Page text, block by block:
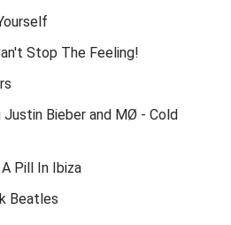
Stop The Feeling!
Bieber and MØ - Cold
Pill In Ibiza
Beatles